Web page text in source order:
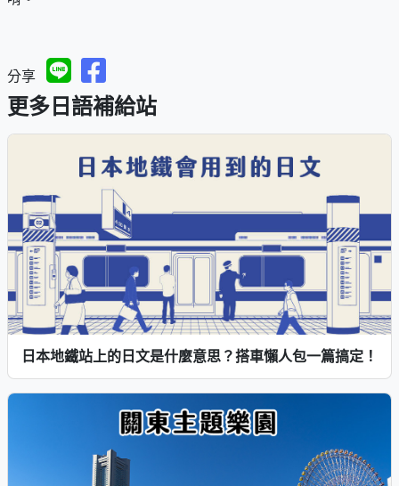
分享
更多日語補給站
日本地鐵站上的日文是什麼意思？搭車懶人包一篇搞定！